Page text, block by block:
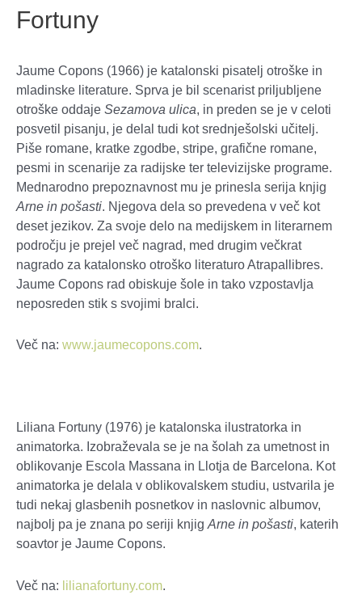
Fortuny
Jaume Copons (1966) je katalonski pisatelj otroške in
mladinske literature. Sprva je bil scenarist priljubljene
otroške oddaje Sezamova ulica, in preden se je v celoti
posvetil pisanju, je delal tudi kot srednješolski učitelj.
Piše romane, kratke zgodbe, stripe, grafične romane,
pesmi in scenarije za radijske ter televizijske programe.
Mednarodno prepoznavnost mu je prinesla serija knjig
Arne in pošasti. Njegova dela so prevedena v več kot
deset jezikov. Za svoje delo na medijskem in literarnem
področju je prejel več nagrad, med drugim večkrat
nagrado za katalonsko otroško literaturoAtrapallibres.
Jaume Copons rad obiskuje šole in tako vzpostavlja
neposreden stik s svojimi bralci.
Več na: www.jaumecopons.com.
Liliana Fortuny (1976) je katalonska ilustratorka in
animatorka. Izobraževala se je na šolah za umetnost in
oblikovanje Escola Massana in Llotja de Barcelona. Kot
animatorka je delala v oblikovalskem studiu, ustvarila je
tudi nekaj glasbenih posnetkov in naslovnic albumov,
najbolj pa je znana po seriji knjig Arne in pošasti, katerih
soavtor je Jaume Copons.
Več na: lilianafortuny.com.